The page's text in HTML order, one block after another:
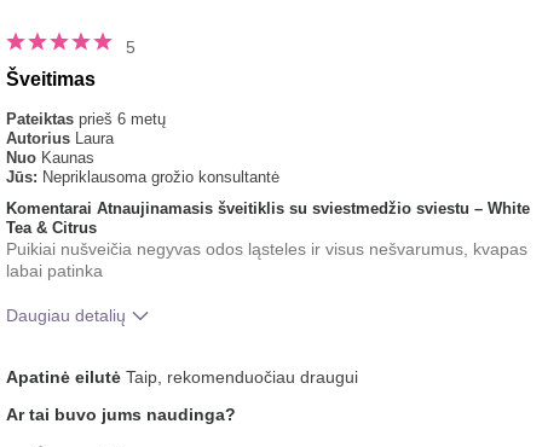
5
Šveitimas
Pateiktas prieš 6 metų
Autorius Laura
Nuo Kaunas
Jūs: Nepriklausoma grožio konsultantė
Komentarai Atnaujinamasis šveitiklis su sviestmedžio sviestu – White
Tea & Citrus
Puikiai nušveičia negyvas odos ląsteles ir visus nešvarumus, kvapas
labai patinka
Daugiau detalių
po šio produkto naudojimo?
Malonus pojūtis ant odos
Apatinė eilutė Taip, rekomenduočiau draugui
Ar tai buvo jums naudinga?